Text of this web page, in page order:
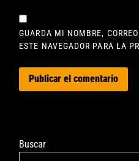
GUARDA MI NOMBRE,
ESTE NAVEGADOR PARA LA
Buscar